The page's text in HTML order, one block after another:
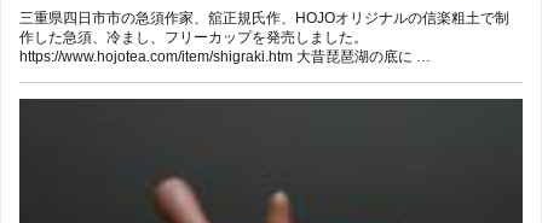
三重県四日市市の急須作家、舘正規氏作、HOJOオリジナルの信楽粗土で制
作した急須、冷まし、フリーカップを発売しました。
https://www.hojotea.com/item/shigraki.htm 大昔琵琶湖の底に …